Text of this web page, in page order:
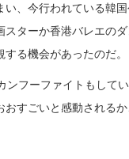
、今行われている韓
ターか香港バレエの
る機会があったのだ。
フーファイトもして
すごいと感動される